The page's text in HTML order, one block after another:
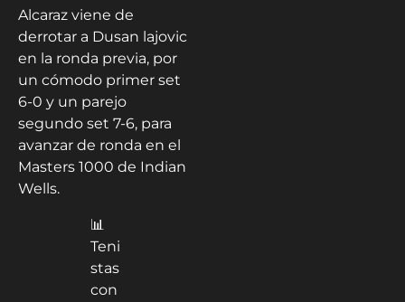
Alcaraz viene de
derrotar a Dusan lajovic
en la ronda previa, por
un cómodo primer set
6-0 y un parejo
segundo set 7-6, para
avanzar de ronda en el
Masters 1000 de Indian
Wells.
📊
Teni
stas
con